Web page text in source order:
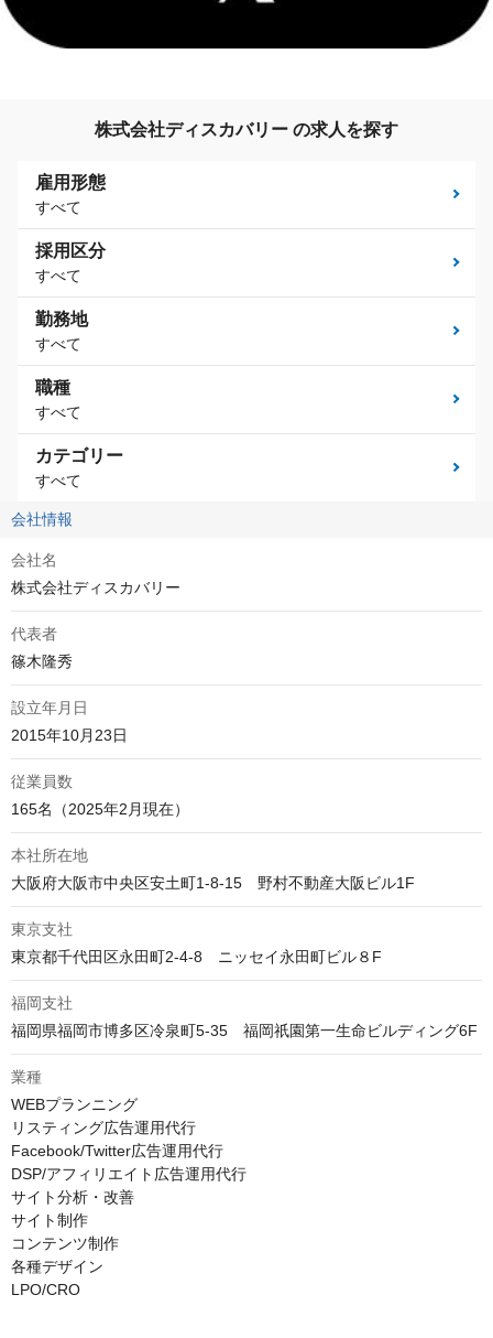
株式会社ディスカバリー の求人を探す
雇用形態
すべて
採用区分
すべて
勤務地
すべて
職種
すべて
カテゴリー
すべて
会社情報
会社名
株式会社ディスカバリー
代表者
篠木隆秀
設立年月日
2015年10月23日
従業員数
165名（2025年2月現在）
本社所在地
大阪府大阪市中央区安土町1-8-15　野村不動産大阪ビル1F
東京支社
東京都千代田区永田町2‐4‐8　ニッセイ永田町ビル８F
福岡支社
福岡県福岡市博多区冷泉町5-35　福岡祇園第一生命ビルディング6F
業種
WEBプランニング
リスティング広告運用代行
Facebook/Twitter広告運用代行
DSP/アフィリエイト広告運用代行
サイト分析・改善
サイト制作
コンテンツ制作
各種デザイン
LPO/CRO